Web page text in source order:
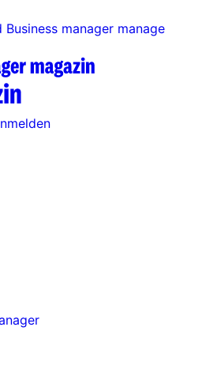
Business manager manage